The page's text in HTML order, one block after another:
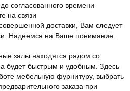
согласованного времени
на связи
доставки, Вам следует
Надеемся на Ваше понимание.
залы находятся рядом со
будет быстрым и удобным. Здесь
мебельную фурнитуру, выбрать
заказа при